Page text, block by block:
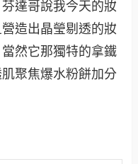
達哥說我今天的妝
造出晶瑩剔透的妝
然它那獨特的拿鐵
聚焦爆水粉餅加分